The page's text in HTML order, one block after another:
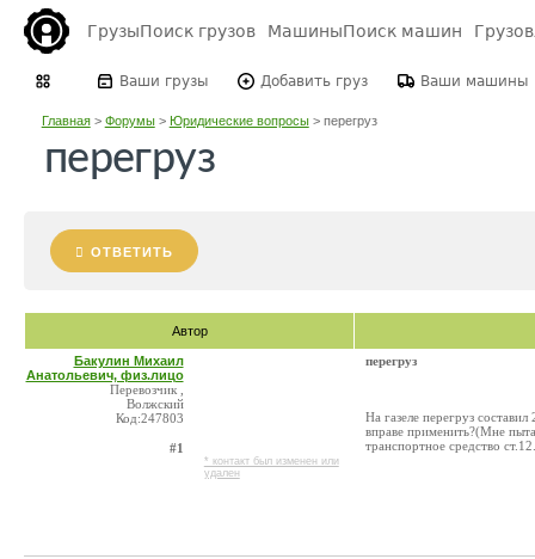
ГрузыПоиск грузов МашиныПоиск машин
Ваши грузы Добавить груз Ваши машины
Главная> Форумы> Юридические вопросы> перегруз
перегруз
ОТВЕТИТЬ
Автор
Бакулин Михаил
Анатольевич, физ.лицо
Перевозчик ,
Волжский
Код:247803
#1
* контакт был изменен или
удален
перегруз
На газеле перегруз
вправе применить?(Мне
транспортное средство